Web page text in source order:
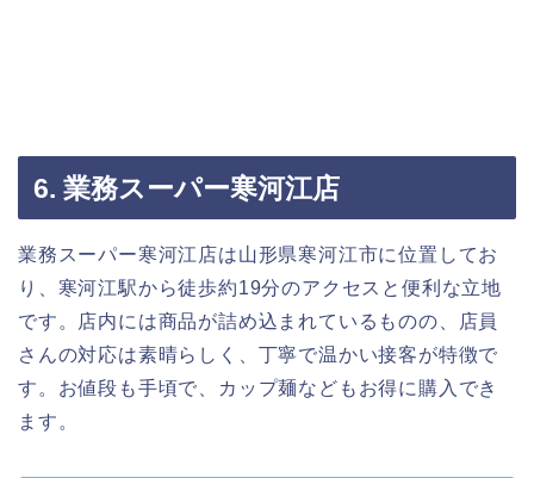
6. 業務スーパー寒河江店
業務スーパー寒河江店は山形県寒河江市に位置してお
り、寒河江駅から徒歩約19分のアクセスと便利な立地
です。店内には商品が詰め込まれているものの、店員
さんの対応は素晴らしく、丁寧で温かい接客が特徴で
す。お値段も手頃で、カップ麺などもお得に購入でき
ます。